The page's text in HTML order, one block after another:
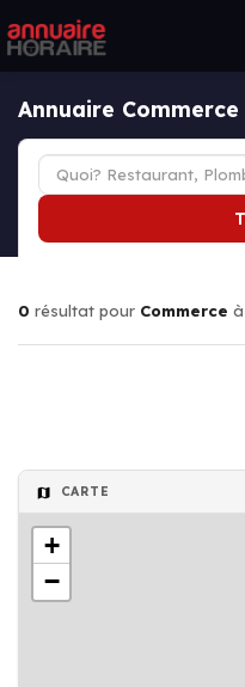
Annuaire
0 résultat pour Commerce à
CARTE
+
−